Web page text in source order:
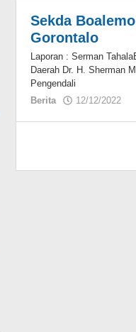
Sekda
Gorontalo
Laporan : Serman
Daerah Dr. H. Sherman
Pengendali
Berita
12/12/2022